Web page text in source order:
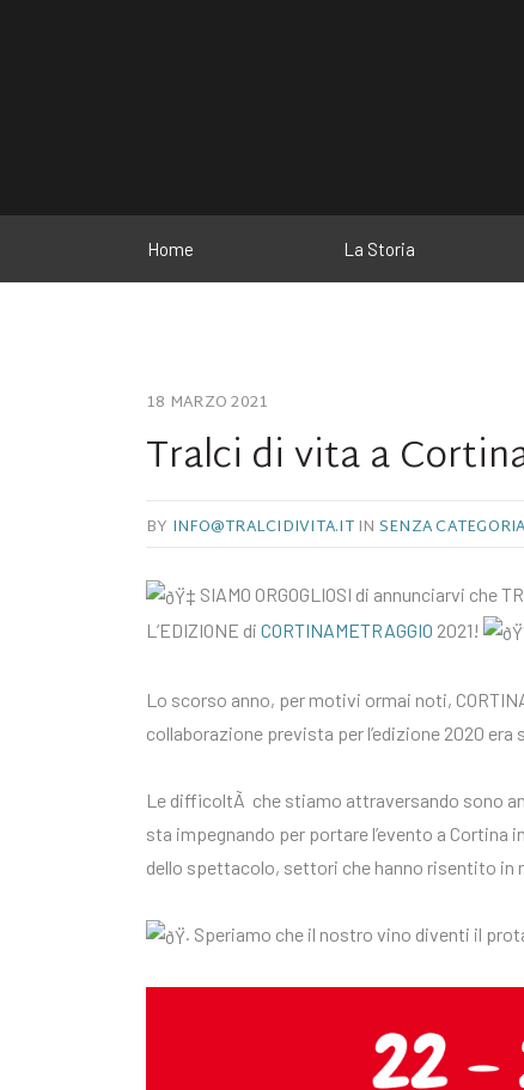
Home La Storia
18 MARZO 2021
Tralci di vita a
BY INFO@TRALCIDIVITA.IT IN SENZA CATEGORIA
SIAMO ORGOGLIOSI di annunciarvi che
L’EDIZIONE di CORTINAMETRAGGIO 2021!
Lo scorso anno, per motivi ormai noti,
collaborazione prevista per l’edizione 2020 era
Le difficoltÃ che stiamo attraversando sono
sta impegnando per portare l’evento a Cortina
dello spettacolo, settori che hanno risentito in
Speriamo che il nostro vino diventi il